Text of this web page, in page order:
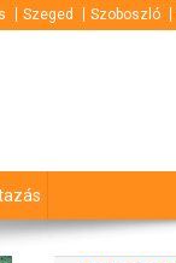
Szeged Szoboszló